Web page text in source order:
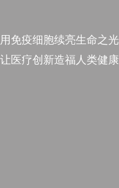
用免疫细胞续亮生命之光
让医疗创新造福人类健康